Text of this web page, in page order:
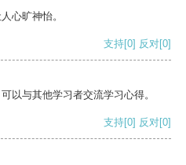
心旷神怡。
支持[0] 反对[0]
以与其他学习者交流学习心得。
支持[0] 反对[0]